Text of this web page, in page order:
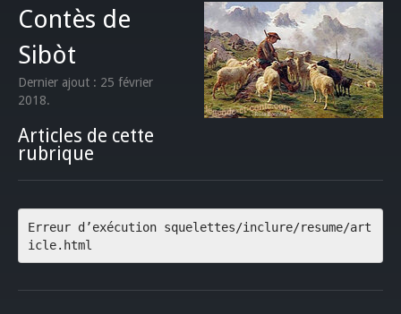
Contès de
Sibòt
Dernier ajout : 25 février
2018.
Articles de cette
rubrique
Erreur d’exécution squelettes/inclure/resume/art
icle.html